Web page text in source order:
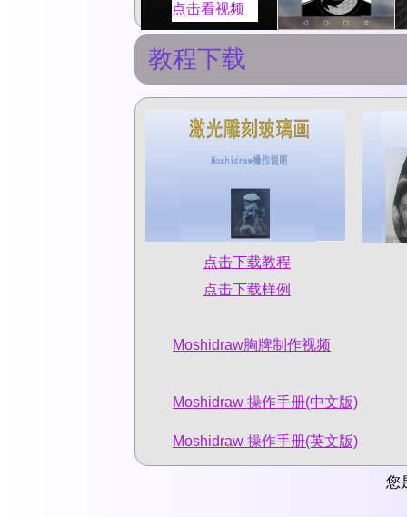
点击下载教程
Moshidraw 操作手册(中文版)
Moshidraw 操作手册(英文版)
点击下载样例
Moshidraw胸牌制作视频
教程下载
您
点击看视频